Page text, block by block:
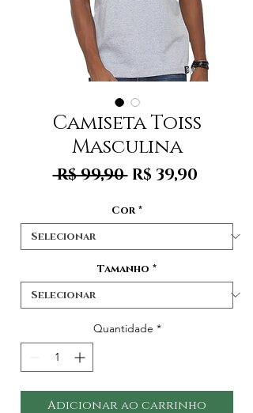
Camiseta Toiss
Masculina
R$ 99,90 Preço
R$ 39,90Preço
Cor *
Tamanho *
Quantidade *
Adicionar ao carrinho